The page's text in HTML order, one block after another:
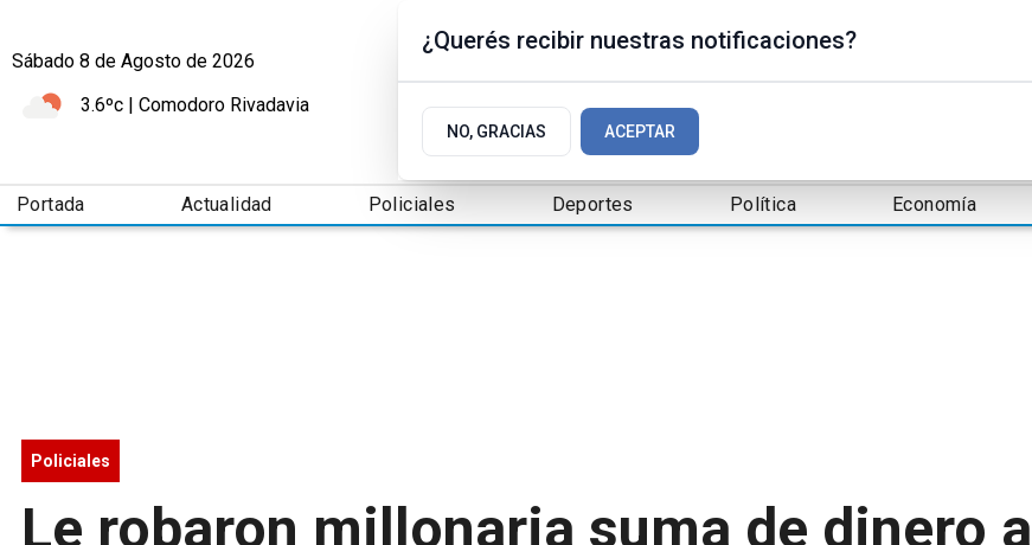
Sábado 8 de Agosto de 2026
3.6ºc | Comodoro Rivadavia
Portada Actualidad Policiales Deportes Política Economía
Policiales
Le robaron millonaria suma de dinero a
¿Querés recibir nuestras notificaciones?
NO, GRACIAS ACEPTAR